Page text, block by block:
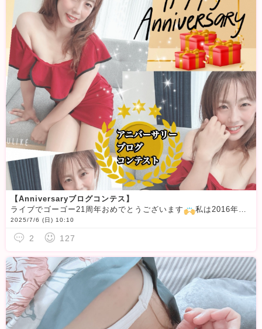
【Anniversaryブログコンテス】
ライブでゴーゴー21周年おめでとうございます
私は2016年からお世話になってますが素敵なパフォさん優しい会員さん 面白い会員さん様々な出会いがありました55に来なければ絶対知り合う事の無かった縁ここ
2025/7/6 (日) 10:10
2 127